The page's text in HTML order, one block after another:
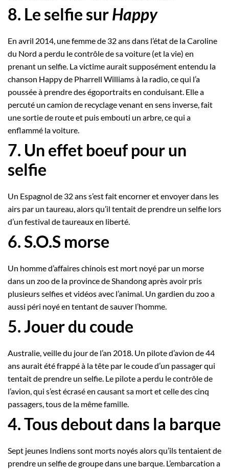
8. Le selfie surHappy
En avril 2014, une femme de 32 ans dans l’état de la Caroline
du Nord a perdu le contrôle de sa voiture (et la vie) en
prenant un selfie. La victime aurait supposément entendu la
chanson Happy de Pharrell Williams à la radio, ce qui l’a
poussée à prendre des égoportraits en conduisant. Elle a
percuté un camion de recyclage venant en sens inverse, fait
une sortie de route et puis embouti un arbre, ce qui a
enflammé la voiture.
7. Un effet boeuf pour un
selfie
Un Espagnol de 32 ans s’est fait encorner et envoyer dans les
airs par un taureau, alors qu’il tentait de prendre un selfie lors
d’un festival de taureaux en liberté.
6. S.O.S morse
Un homme d’affaires chinois est mort noyé par un morse
dans un zoo de la province de Shandong après avoir pris
plusieurs selfies et vidéos avec l’animal. Un gardien du zoo a
aussi péri noyé en tentant de sauver l’homme.
5. Jouer du coude
Australie, veille du jour de l’an 2018. Un pilote d’avion de 44
ans aurait été frappé à la tête par le coude d’un passager qui
tentait de prendre un selfie. Le pilote a perdu le contrôle de
l’avion, qui s’est écrasé en causant sa mort et celle des cinq
passagers, tous de la même famille.
4. Tous debout dans la barque
Sept jeunes Indiens sont morts noyés alors qu’ils tentaient de
prendre un selfie de groupe dans une barque. L’embarcation a